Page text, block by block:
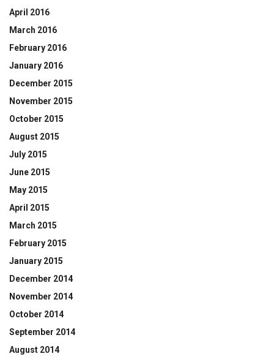
April 2016
March 2016
February 2016
January 2016
December 2015
November 2015
October 2015
August 2015
July 2015
June 2015
May 2015
April 2015
March 2015
February 2015
January 2015
December 2014
November 2014
October 2014
September 2014
August 2014